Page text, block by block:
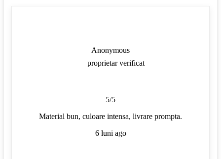
Anonymous
proprietar verificat
5/5
Material bun, culoare intensa, livrare prompta.
6 luni ago